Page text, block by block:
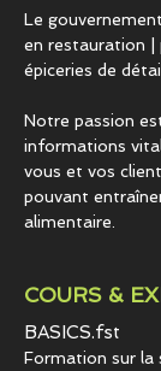
Le
en restauration |
épiceries de
Notre passion
informations
vous et vos
pouvant
alimentaire.
COURS &
BASICS.fst
Formation sur la